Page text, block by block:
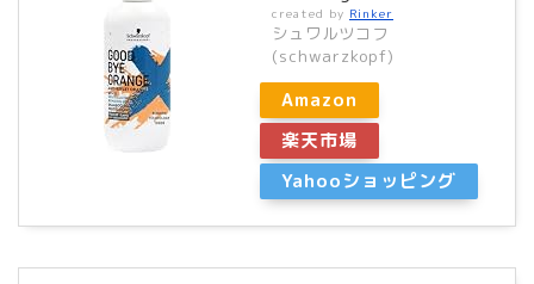
created by Rinker
シュワルツコフ
(schwarzkopf)
Amazon
楽天市場
Yahooショッピング